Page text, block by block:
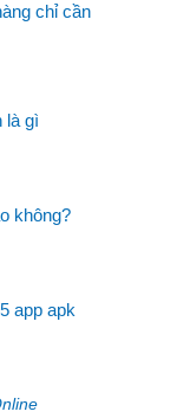
chỉ cần
là gì
không?
app apk